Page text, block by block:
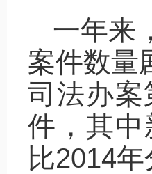
一年来
案件数量
司法办案
件，其中
比2014